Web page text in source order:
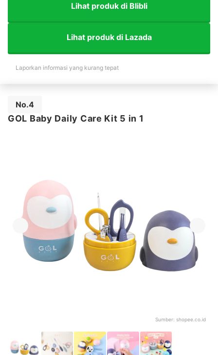
Lihat produk di Blibli
Lihat produk di Lazada
Laporkan informasi yang kurang tepat
No.4
GOL Baby Daily Care Kit 5 in 1
Sumber: shopee.co.id